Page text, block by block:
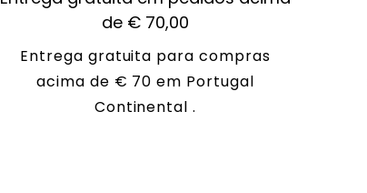
de € 70,00
Entrega gratuita para compras
acima de € 70 em Portugal
Continental .